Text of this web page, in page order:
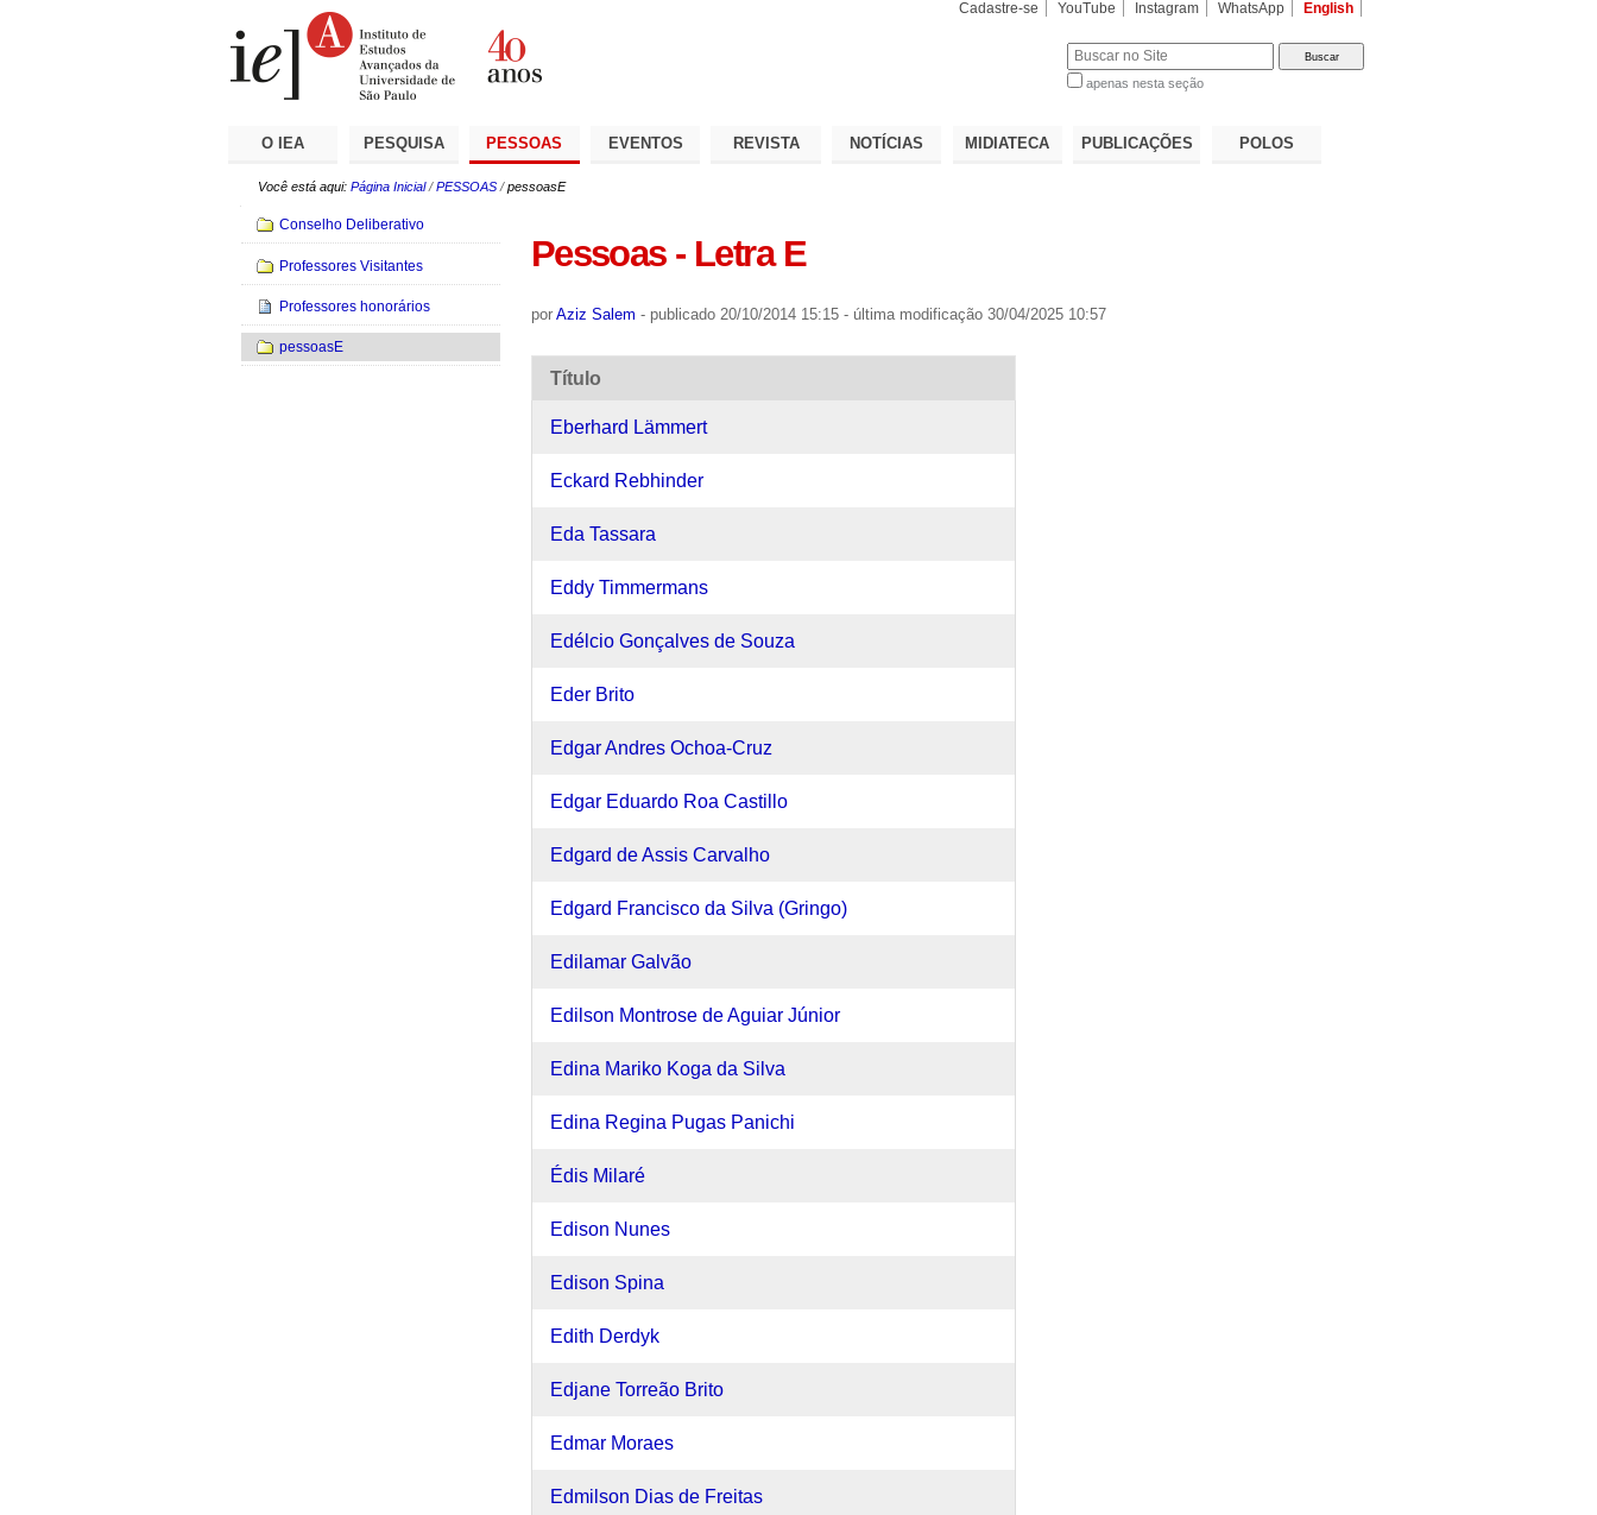
Cadastre-se YouTube Instagram WhatsApp English
apenas nesta seção
O IEA PESQUISA PESSOAS EVENTOS REVISTA NOTÍCIAS MIDIATECA PUBLICAÇÕES POLOS
Você está aqui: Página Inicial /PESSOAS /pessoasE
Pessoas - Letra E
por Aziz Salem - publicado20/10/2014 15:15 - última modificação30/04/2025 10:57
Título
Eberhard Lämmert
Eckard Rebhinder
Eda Tassara
Eddy Timmermans
Edélcio Gonçalves de Souza
Eder Brito
Edgar Andres Ochoa-Cruz
Edgar Eduardo Roa Castillo
Edgard de Assis Carvalho
Edgard Francisco da Silva (Gringo)
Edilamar Galvão
Edilson Montrose de Aguiar Júnior
Edina Mariko Koga da Silva
Edina Regina Pugas Panichi
Édis Milaré
Edison Nunes
Edison Spina
Edith Derdyk
Edjane Torreão Brito
Edmar Moraes
Edmilson Dias de Freitas
Navegação
Conselho Deliberativo
Professores Visitantes
Professores honorários
pessoasE